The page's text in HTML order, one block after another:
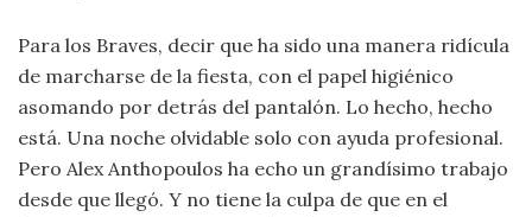
Para los Braves, decir que ha sido una manera ridícula
de marcharse de la fiesta, con el papel higiénico
asomando por detrás del pantalón. Lo hecho, hecho
está. Una noche olvidable solo con ayuda profesional.
Pero Alex Anthopoulos ha echo un grandísimo trabajo
desde que llegó. Y no tiene la culpa de que en el